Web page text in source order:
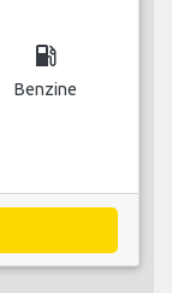
local_gas_station
Benzine